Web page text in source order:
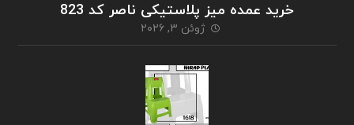
خرید عمده میز پلاستیکی ناصر کد 823
ژوئن ۳, ۲۰۲۶